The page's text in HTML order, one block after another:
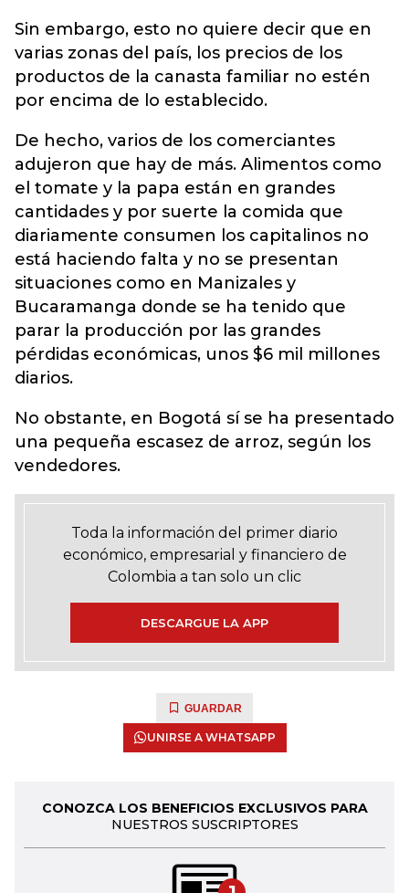
Sin embargo, esto no quiere decir que en
varias zonas del país, los precios de los
productos de la canasta familiar no estén
por encima de lo establecido.
De hecho, varios de los comerciantes
adujeron que hay de más. Alimentos como
el tomate y la papa están en grandes
cantidades y por suerte la comida que
diariamente consumen los capitalinos no
está haciendo falta y no se presentan
situaciones como en Manizales y
Bucaramanga donde se ha tenido que
parar la producción por las grandes
pérdidas económicas, unos $6 mil millones
diarios.
No obstante, en Bogotá sí se ha presentado
una pequeña escasez de arroz, según los
vendedores.
Toda la información del primer diario
económico, empresarial y financiero de
Colombia a tan solo un clic
DESCARGUE LA APP
GUARDAR
UNIRSE A WHATSAPP
CONOZCA LOS BENEFICIOS EXCLUSIVOS PARA
NUESTROS SUSCRIPTORES